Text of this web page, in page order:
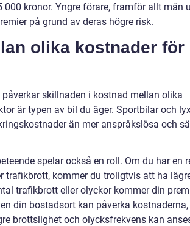
000 kronor. Yngre förare, framför allt män
på grund av deras högre risk.
olika kostnader för
skillnaden i kostnad mellan olika
är typen av bil du äger. Sportbilar och
än mer anspråkslösa och
spelar också en roll. Om du har en
trafikbrott, kommer du troligtvis att ha
trafikbrott eller olyckor kommer din
din bostadsort kan påverka kostnaderna,
brottslighet och olycksfrekvens kan